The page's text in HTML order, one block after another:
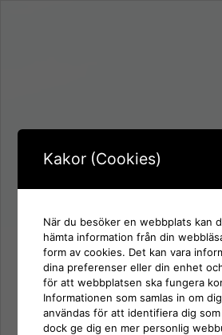
Inloggning för:
SD Gävle
Användarnamn eller e-postadress
Kakor (Cookies)
När du besöker en webbplats kan
hämta information från din
form av cookies. Det kan vara
dina preferenser eller din enhet
för att webbplatsen ska fungera
Informationen som samlas in om
användas för att identifiera dig
dock ge dig en mer personlig